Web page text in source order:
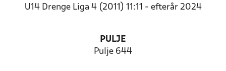
U14 Drenge Liga 4 (2011) 11:11 - efterår 2024
PULJE
Pulje 644